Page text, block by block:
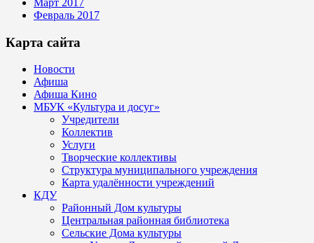
Февраль 2017
Карта сайта
Новости
Афиша
Афиша Кино
МБУК «Культура и досуг»
Учредители
Коллектив
Услуги
Творческие коллективы
Структура муниципального учреждения
Карта удалённости учреждений
КДУ
Районный Дом культуры
Центральная районная библиотека
Сельские Дома культуры